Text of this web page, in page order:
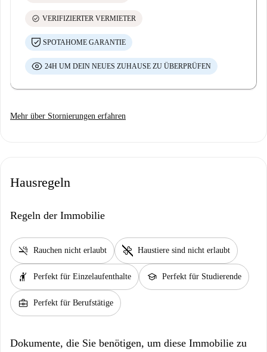
check_circle VERIFIZIERTER VERMIETER
SPOTAHOME GARANTIE
24H UM DEIN NEUES ZUHAUSE ZU ÜBERPRÜFEN
Mehr über Stornierungen erfahren
Hausregeln
Regeln der Immobilie
smoke_free Rauchen nicht erlaubt pet_supplies Haustiere sind nicht erlaubt
hail Perfekt für Einzelaufenthalte school Perfekt für Studierende
business_center Perfekt für Berufstätige
Dokumente, die Sie benötigen, um diese Immobilie zu